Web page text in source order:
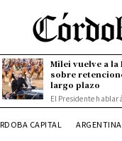
Milei vuelve a la
sobre
largo plazo
El Presidente
CAPITAL ARGENTINA